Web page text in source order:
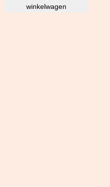
winkelwagen